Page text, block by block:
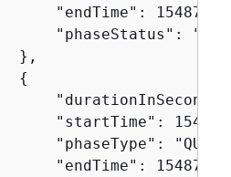
"endTime":
"phaseStatus":
},
{
"startTime":
"phaseType":
"endTime":